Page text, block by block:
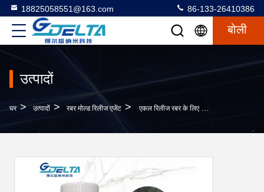
18825058551@163.com 86-133-26410386
बोली
उत्पादों
घर > उत्पादों > रबर मोल्ड रिलीज एजेंट > एकल रिलीज रबर के लिए डबल डेंसिटी आउटसोल रबर मोल्ड रिलीज एजेंट